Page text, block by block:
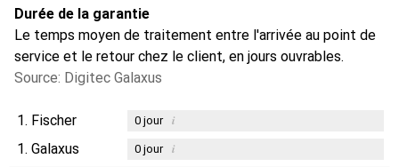
Durée de la garantie
Le temps moyen de traitement entre l'arrivée au point de
service et le retour chez le client, en jours ouvrables.
Source: Digitec Galaxus
1. Fischer 0jour i
1. Galaxus 0jour i